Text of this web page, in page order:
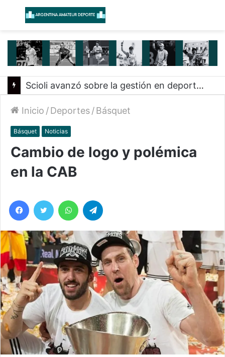
Menú
Scioli avanzó sobre la gestión en deportes con las federaciones nacionales
Inicio /Deportes/Básquet
Básquet Noticias
Cambio de logo y polémica
en la CAB
Facebook
Twitter WhatsApp